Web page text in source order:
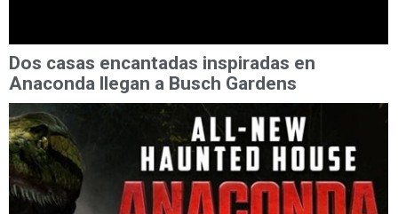
Dos casas encantadas inspiradas en
Anaconda llegan a Busch Gardens